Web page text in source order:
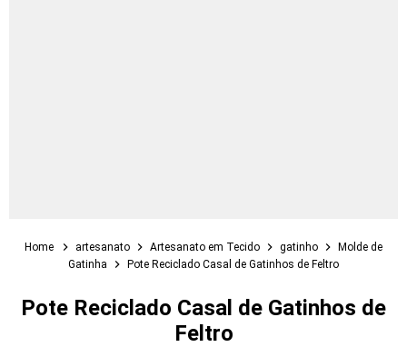
Home artesanato Artesanato em Tecido gatinho
Molde de
Gatinha
Pote Reciclado Casal de Gatinhos de Feltro
Pote Reciclado Casal de Gatinhos de
Feltro